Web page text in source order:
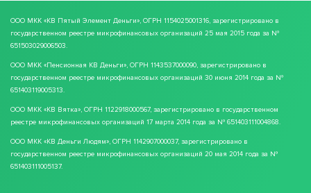
ООО МКК «КВ Пятый Элемент Деньги», ОГРН 1154025001316, зарегистрировано в
государственном реестре микрофинансовых организаций 25 мая 2015 года за №
651503029006503.
ООО МКК «Пенсионная КВ Деньги», ОГРН 1143537000090, зарегистрировано в
государственном реестре микрофинансовых организаций 30 июня 2014 года за №
651403119005313.
ООО МКК «КВ Вятка», ОГРН 1122918000567, зарегистрировано в государственном
реестре микрофинансовых организаций 17 марта 2014 года за № 651403111004868.
ООО МКК «КВ Деньги Людям», ОГРН 1142907000037, зарегистрировано в
государственном реестре микрофинансовых организаций 20 мая 2014 года за №
651403111005137.